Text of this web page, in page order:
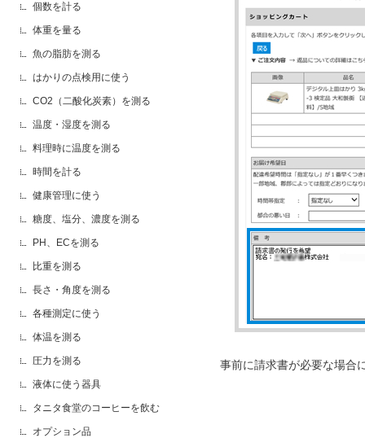
事前に請求書が必要な場合
個数を計る
体重を量る
魚の脂肪を測る
はかりの点検用に使う
CO2（二酸化炭素）を測る
温度・湿度を測る
料理時に温度を測る
時間を計る
健康管理に使う
糖度、塩分、濃度を測る
PH、ECを測る
比重を測る
長さ・角度を測る
各種測定に使う
体温を測る
圧力を測る
液体に使う器具
タニタ食堂のコーヒーを飲む
オプション品